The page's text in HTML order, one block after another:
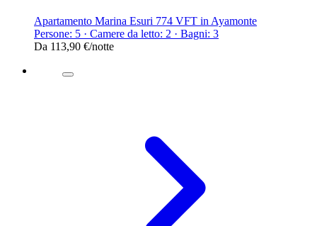
Apartamento Marina Esuri 774 VFT in Ayamonte
Persone: 5 · Camere da letto: 2 · Bagni: 3
Da 113,90 €/notte